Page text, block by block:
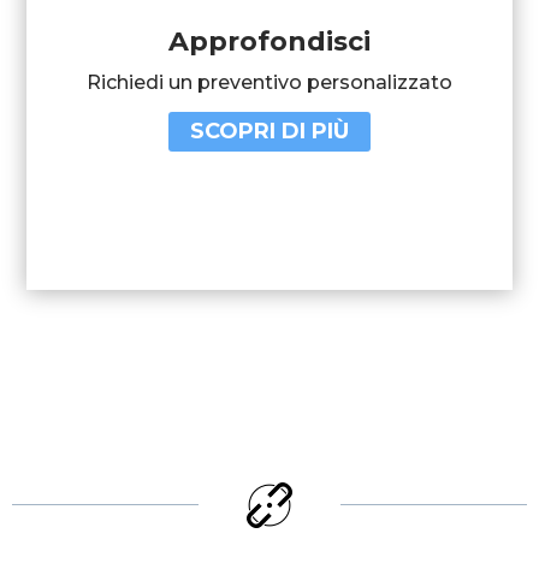
Approfondisci
Richiedi un preventivo personalizzato
SCOPRI DI PIÙ